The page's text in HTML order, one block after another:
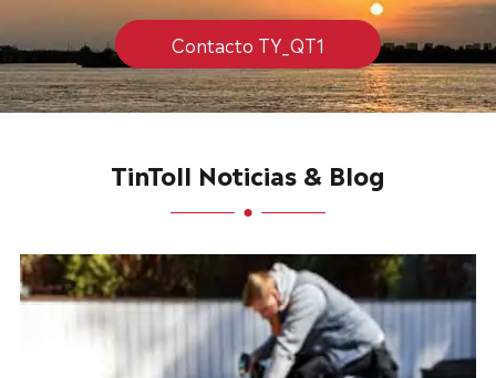
Contacto TY_QT1
TinToll Noticias & Blog